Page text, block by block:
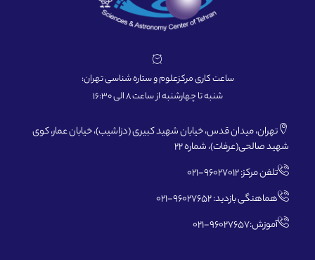
ساعت کاری مرکزعلوم و ستاره شناسی تهران:
شنبه تا چهارشنبه از ساعت 8 الی 16:30
تهران، میدان قدس، خیابان شهید کبیری (دزاشیب)، خیابان عمار، کوی
شهید صالحی(عرفات)، شماره 22
تلفن مرکز: 96027012-021
هماهنگی بازدید: 96027652-021
آموزش:96027657-021